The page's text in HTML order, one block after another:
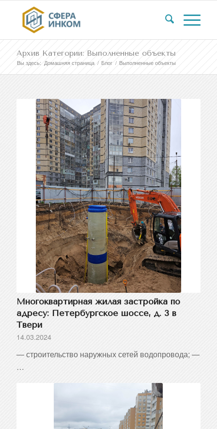
Архив Категории: Выполненные объекты
Вы здесь: Домашняя страница / Блог / Выполненные объекты
Многоквартирная жилая застройка по
адресу: Петербургское шоссе, д. 3 в
Твери
14.03.2024
— строительство наружных сетей водопровода; —
…